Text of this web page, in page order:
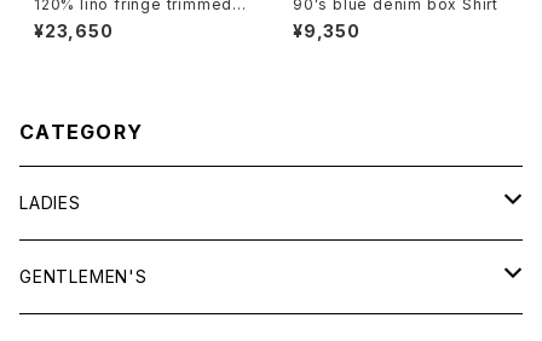
120% lino fringe trimmed c
ollarless Jacket
¥23,650
90's blue denim box Shirt
¥9,350
CATEGORY
LADIES
TOPS
GENTLEMEN'S